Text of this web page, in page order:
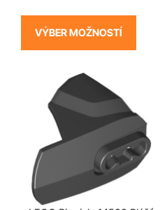
VÝBER MOŽNOSTÍ